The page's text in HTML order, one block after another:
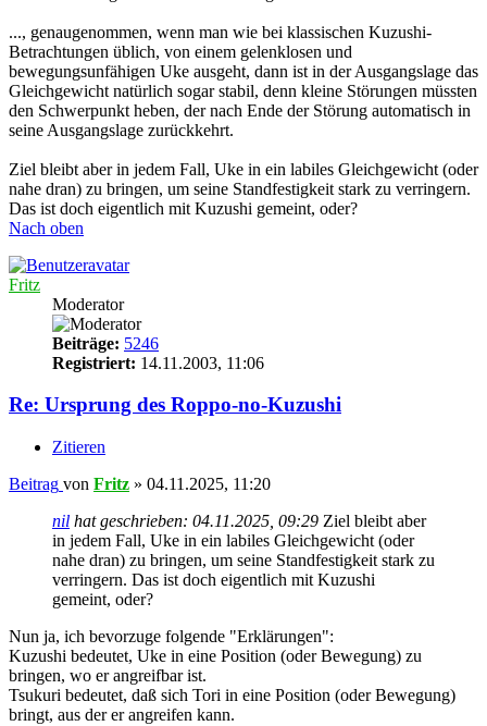
..., genaugenommen, wenn man wie bei klassischen Kuzushi-
Betrachtungen üblich, von einem gelenklosen und
bewegungsunfähigen Uke ausgeht, dann ist in der Ausgangslage das
Gleichgewicht natürlich sogar stabil, denn kleine Störungen müssten
den Schwerpunkt heben, der nach Ende der Störung automatisch in
seine Ausgangslage zurückkehrt.
Ziel bleibt aber in jedem Fall, Uke in ein labiles Gleichgewicht (oder
nahe dran) zu bringen, um seine Standfestigkeit stark zu verringern.
Das ist doch eigentlich mit Kuzushi gemeint, oder?
Nach oben
Fritz
Moderator
Beiträge: 5246
Registriert: 14.11.2003, 11:06
Re: Ursprung des Roppo-no-Kuzushi
Zitieren
Beitrag von Fritz » 04.11.2025, 11:20
nil hat geschrieben: 04.11.2025, 09:29 Ziel bleibt aber
in jedem Fall, Uke in ein labiles Gleichgewicht (oder
nahe dran) zu bringen, um seine Standfestigkeit stark zu
verringern. Das ist doch eigentlich mit Kuzushi
gemeint, oder?
Nun ja, ich bevorzuge folgende "Erklärungen":
Kuzushi bedeutet, Uke in eine Position (oder Bewegung) zu
bringen, wo er angreifbar ist.
Tsukuri bedeutet, daß sich Tori in eine Position (oder Bewegung)
bringt, aus der er angreifen kann.